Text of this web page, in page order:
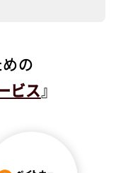
の
ビス 』